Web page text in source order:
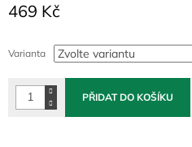
469 Kč
cena:
Varianta
PŘIDAT DO KOŠÍKU